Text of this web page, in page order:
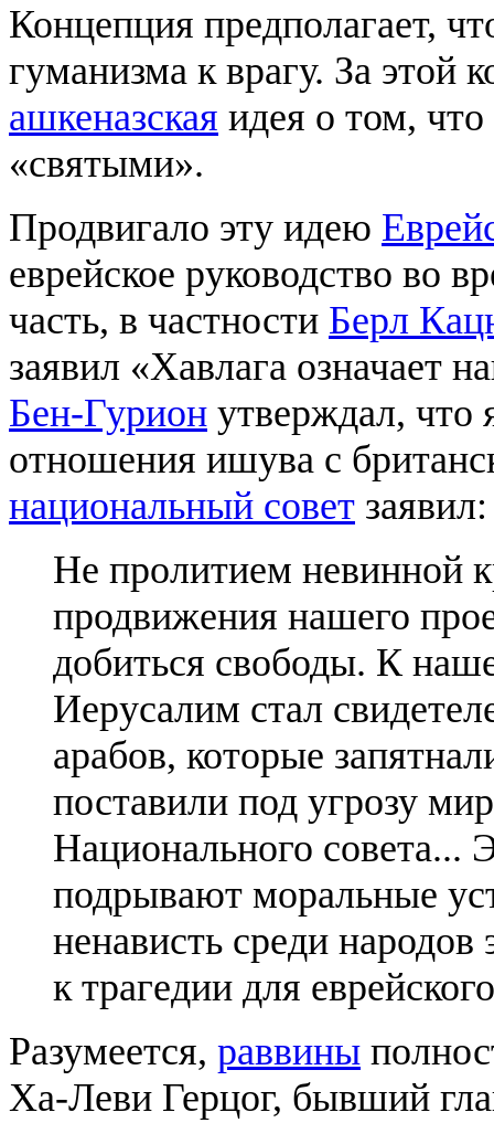
Концепция предполагает,
гуманизма к врагу. За этой
ашкеназская идея о том,
«святыми».
Продвигало эту идею
еврейское руководство во
часть, в частности Берл
заявил «Хавлага означает
Бен-Гурион утверждал, что
отношения ишува с
национальный совет заявил:
Не пролитием невинной
продвижения нашего
добиться свободы. К
Иерусалим стал
арабов, которые
поставили под угрозу
Национального совета...
подрывают моральные
ненависть среди народов
к трагедии для
Разумеется, раввины
Ха-Леви Герцог, бывший